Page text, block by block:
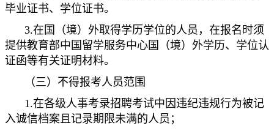
毕业证书、学位证书。
3.在国（境）外取得学历学位的人员，在报名时须
提供教育部中国留学服务中心国（境）外学历、学位认
证函等有关证明材料。
（三）不得报考人员范围
1.在各级人事考录招聘考试中因违纪违规行为被记
入诚信档案且记录期限未满的人员；